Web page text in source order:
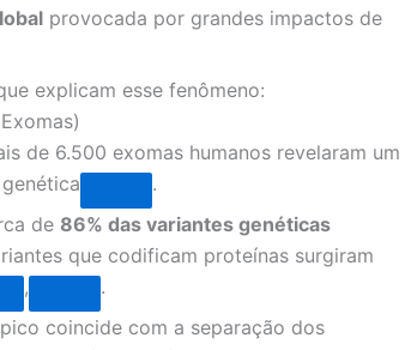
provocada por grandes impactos de
explicam esse fenômeno:
de 6.500 exomas humanos revelaram um
.
de 86% das variantes genéticas
que codificam proteínas surgiram
,
.
coincide com a separação dos